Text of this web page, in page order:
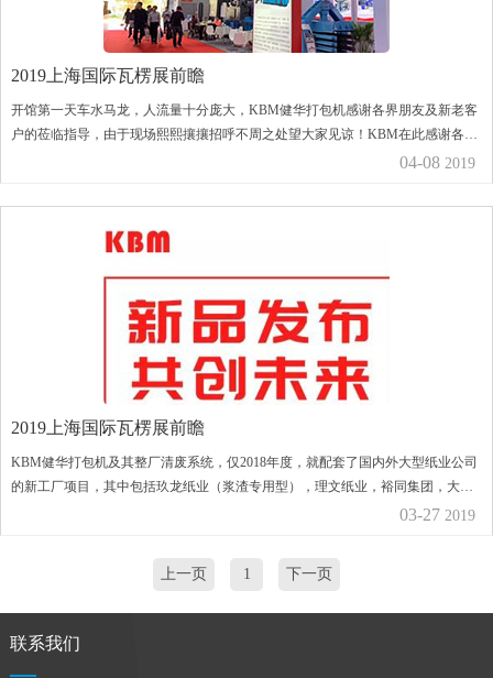
2019上海国际瓦楞展前瞻
开馆第一天车水马龙，人流量十分庞大，KBM健华打包机感谢各界朋友及新老客
户的莅临指导，由于现场熙熙攘攘招呼不周之处望大家见谅！KBM在此感谢各界
04-08 2019
2019上海国际瓦楞展前瞻
KBM健华打包机及其整厂清废系统，仅2018年度，就配套了国内外大型纸业公司
的新工厂项目，其中包括玖龙纸业（浆渣专用型），理文纸业，裕同集团，大胜
达集团，美盈森集团，山鹰集团，正业集团，华利集团，中泰纸品，世昌集团，
03-27 2019
上一页 1 下一页
联系我们